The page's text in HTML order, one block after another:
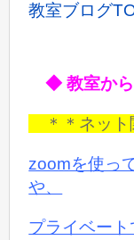
教室ブログ
◆ 教室か
＊＊ネット
zoomを使っ
や、
プライベート